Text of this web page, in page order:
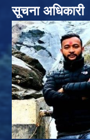
सूचना अधिकारी